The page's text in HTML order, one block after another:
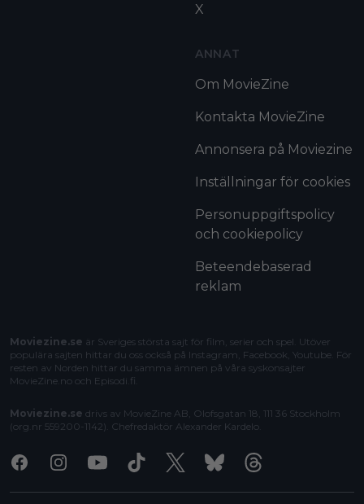
X
ANNAT
Om MovieZine
Kontakta MovieZine
Annonsera på Moviezine
Inställningar för cookies
Personuppgiftspolicy
och cookiepolicy
Beteendebaserad
reklam
Moviezine.se är Sveriges största sajt för film, serier och spel. Utöver
populära sajten hittar du oss också på Instagram, Facebook, Youtube. För
resten av Norden hittar du samma ämnen på våra syskonsajter
MovieZine.no och Episodi.fi
Moviezine.se drivs av MovieZine AB, Olofsgatan 18, 111 36 Stockholm
(org.nr 559200-1142). Chefredaktör Alexander Kardelo
FacebookInstagramYoutubeTiktok X BlueskyThreads